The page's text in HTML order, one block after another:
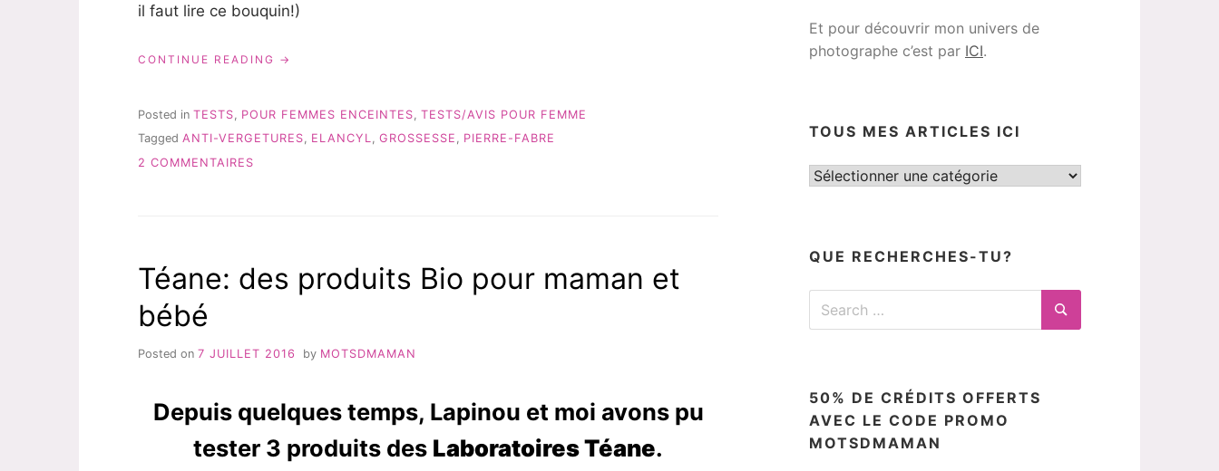
il faut lire ce bouquin!)
CONTINUE READING « ELANCYL:
SUR
DE
Posted in TESTS POUR FEMMES ENCEINTES TESTS/AVIS POUR FEMME
Tagged ANTI-VERGETURES, ELANCYL, GROSSESSE , PIERRE-FABRE
2 COMMENTAIRES
DE
SOIN
Téane: des produits Bio pour maman et
bébé
Posted on 7 JUILLET 2016 by MOTSDMAMAN
Depuis quelques temps, Lapinou et moi avons pu
tester 3 produits des Laboratoires Téane.
Et pour découvrir mon univers de
photographe c’est par ICI.
TOUS MES ARTICLES ICI
Tous
QUE RECHERCHES-TU?
Search
Search
50% DE CRÉDITS OFFERTS
AVEC LE CODE PROMO
MOTSDMAMAN